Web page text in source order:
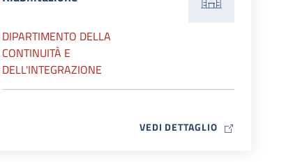
DIPARTIMENTO DELLA
CONTINUITÀ E
DELL'INTEGRAZIONE
VEDI DETTAGLIOMAP ICON